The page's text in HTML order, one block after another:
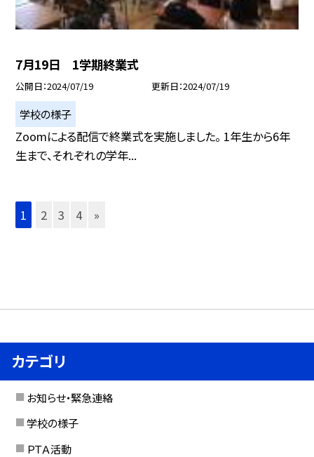
7月19日 1学期終業式
公開日 2024/07/19 更新日 2024/07/19
学校の様子
Zoomによる配信で終業式を実施しました。 1年生から6年
生まで、それぞれの学年...
1 2 3 4 »
カテゴリ
お知らせ・緊急連絡
学校の様子
ＰＴＡ活動